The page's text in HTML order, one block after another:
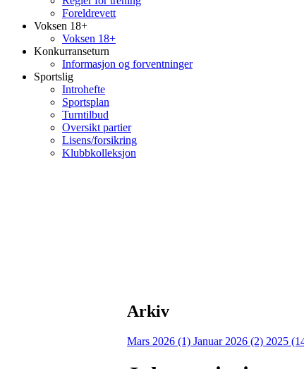
Foreldrevett
Voksen 18+
Voksen 18+
Konkurranseturn
Informasjon og forventninger
Sportslig
Introhefte
Sportsplan
Turntilbud
Oversikt partier
Lisens/forsikring
Klubbkolleksjon
Arkiv
Mars 2026 (1) Januar 2026 (2) 2025